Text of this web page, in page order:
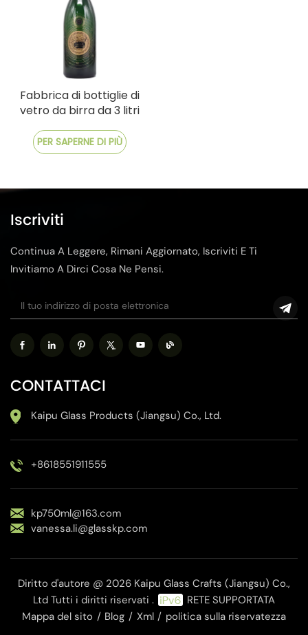
Fabbrica di bottiglie di
vetro da birra da 3 litri
PER SAPERNE DI PIÙ
Iscriviti
Continua A Leggere, Rimani Aggiornato, Iscriviti E Ti
Invitiamo A Dirci Cosa Ne Pensi.
CONTATTACI
Kaipu Glass Products (Jiangsu) Co., Ltd.
+8618551911555
kp750ml@163.com
vanessa.li@glasskp.com
Diritto d'autore @ 2026 Kaipu Glass Crafts (Jiangsu) Co.,
Ltd Tutti i diritti riservati .
RETE SUPPORTATA
Mappa del sito / Blog / Xml / politica sulla riservatezza